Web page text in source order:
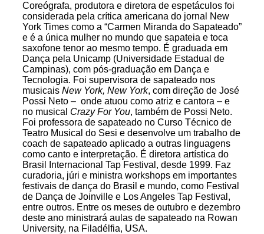
Coreógrafa, produtora e diretora de espetáculos foi
considerada pela crítica americana do jornal New
York Times como a “Carmen Miranda do Sapateado”
e é a única mulher no mundo que sapateia e toca
saxofone tenor ao mesmo tempo. É graduada em
Dança pela Unicamp (Universidade Estadual de
Campinas), com pós-graduação em Dança e
Tecnologia. Foi supervisora de sapateado nos
musicais New York, New York, com direção de José
Possi Neto – onde atuou como atriz e cantora – e
no musical Crazy For You, também de Possi Neto.
Foi professora de sapateado no Curso Técnico de
Teatro Musical do Sesi e desenvolve um trabalho de
coach de sapateado aplicado a outras linguagens
como canto e interpretação. É diretora artística do
Brasil Internacional Tap Festival, desde 1999. Faz
curadoria, júri e ministra workshops em importantes
festivais de dança do Brasil e mundo, como Festival
de Dança de Joinville e Los Angeles Tap Festival,
entre outros. Entre os meses de outubro e dezembro
deste ano ministrará aulas de sapateado na Rowan
University, na Filadélfia, USA.